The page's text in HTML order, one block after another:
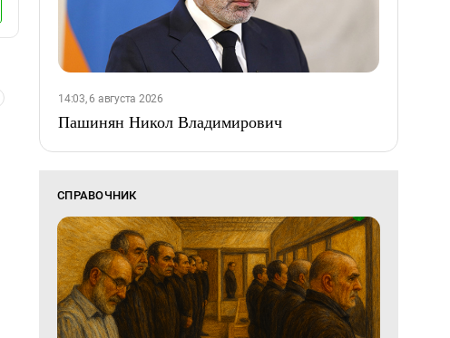
14:03, 6 августа 2026
Пашинян Никол Владимирович
СПРАВОЧНИК